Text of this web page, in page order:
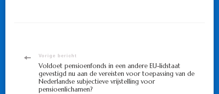
Bericht
navigatie
Vorige bericht
Voldoet pensioenfonds in een andere EU-lidstaat
gevestigd nu aan de vereisten voor toepassing van de
Nederlandse subjectieve vrijstelling voor
pensioenlichamen?